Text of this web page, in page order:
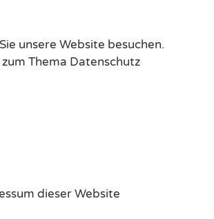
unsere Website besuchen.
Thema Datenschutz
dieser Website